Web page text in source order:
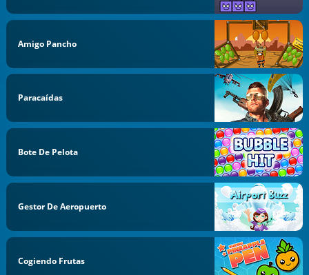
Amigo Pancho
Paracaídas
Bote De Pelota
Gestor De Aeropuerto
Cogiendo Frutas